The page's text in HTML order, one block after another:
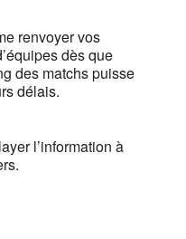
renvoyer vos
dès que
des matchs puisse
délais.
l’information à